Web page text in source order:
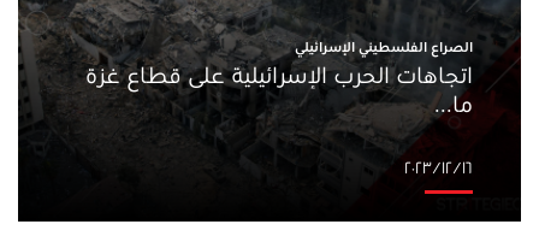
الصراع الفلسطيني الإسرائيلي
اتجاهات الحرب الإسرائيلية على قطاع غزة
ما...
١٦‏/١٢‏/٢٠٢٣